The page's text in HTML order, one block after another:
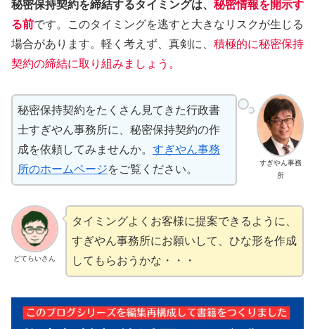
秘密保持契約を締結するタイミングは、 秘密情報を開示す
る前です。このタイミングを逃すと大きなリスクが生じる
場合があります。軽く考えず、真剣に、 積極的に秘密保持
契約の締結に取り組みましょう。
すぎやん事務
所
秘密保持契約をたくさん見てきた行政書
士すぎやん事務所に、秘密保持契約の作
成を依頼してみませんか。 すぎやん事務
所のホームページをご覧ください。
どてらいさん
タイミングよくお客様に提案できるように、
すぎやん事務所にお願いして、ひな形を作成
してもらおうかな・・・